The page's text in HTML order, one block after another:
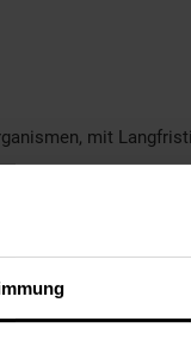
mit
Sofort